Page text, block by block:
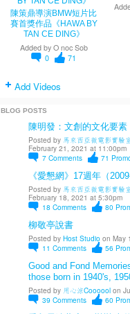
陳策鼎導演BMW短片比
賽首獎作品《HAWA BY
TAN CE DING》
Added by O noc Sob
0
71
Add Videos
BLOG POSTS
陳明發：文創的文化要素
Posted by 馬來西亞微電影實驗
February 21, 2021 at 11:00pm
7 Comments 71
《愛懇網》17週年（
Posted by 馬來西亞微電影實驗
February 18, 2021 at 5:30pm
18 Comments 80
柳敬亭說書
Posted by Host Studioon May
11 Comments 56
Good and Fond
those born in 1940's,
Posted by 用心涼Cooooolon
39 Comments 60